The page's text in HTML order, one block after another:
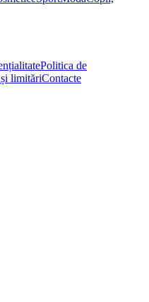
Politica de
limităriContacte